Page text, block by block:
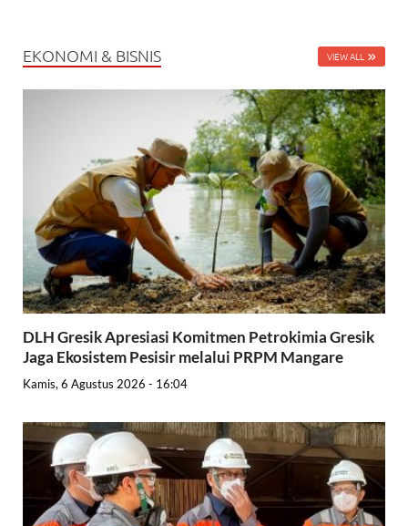
EKONOMI & BISNIS VIEW ALL
DLH Gresik Apresiasi Komitmen Petrokimia Gresik
Jaga Ekosistem Pesisir melalui PRPM Mangare
Kamis, 6 Agustus 2026 - 16:04